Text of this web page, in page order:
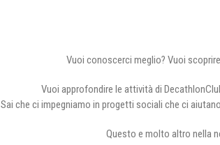
Vuoi conoscerci meglio? Vuoi
Vuoi approfondire le attività di
Sai che ci impegniamo in progetti sociali che ci
Questo e molto altro nella